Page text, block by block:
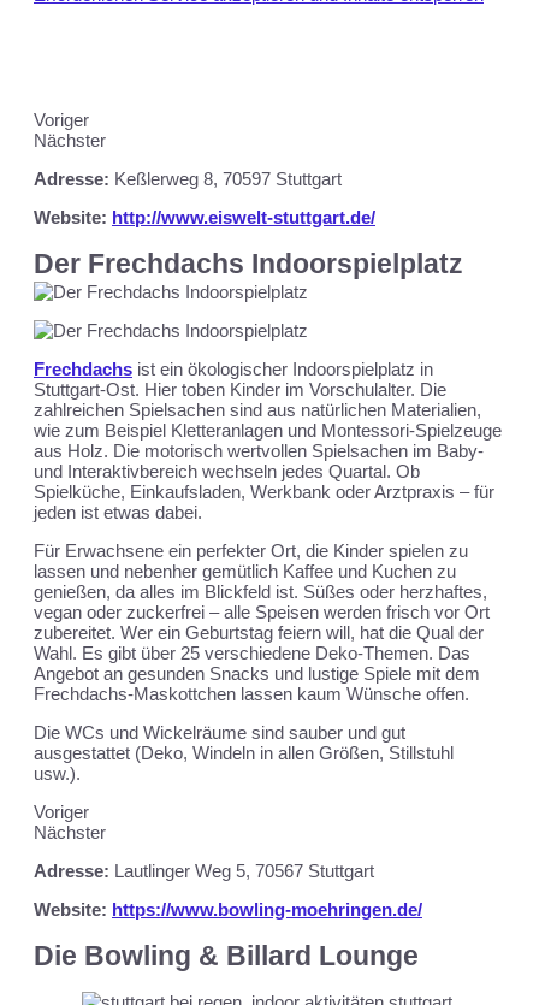
Voriger
Nächster
Adresse: Keßlerweg 8, 70597 Stuttgart
Website: http://www.eiswelt-stuttgart.de/
Der Frechdachs Indoorspielplatz
Frechdachs ist ein ökologischer Indoorspielplatz in
Stuttgart-Ost. Hier toben Kinder im Vorschulalter. Die
zahlreichen Spielsachen sind aus natürlichen Materialien,
wie zum Beispiel Kletteranlagen und Montessori-Spielzeuge
aus Holz. Die motorisch wertvollen Spielsachen im Baby-
und Interaktivbereich wechseln jedes Quartal. Ob
Spielküche, Einkaufsladen, Werkbank oder Arztpraxis – für
jeden ist etwas dabei.
Für Erwachsene ein perfekter Ort, die Kinder spielen zu
lassen und nebenher gemütlich Kaffee und Kuchen zu
genießen, da alles im Blickfeld ist. Süßes oder herzhaftes,
vegan oder zuckerfrei – alle Speisen werden frisch vor Ort
zubereitet. Wer ein Geburtstag feiern will, hat die Qual der
Wahl. Es gibt über 25 verschiedene Deko-Themen. Das
Angebot an gesunden Snacks und lustige Spiele mit dem
Frechdachs-Maskottchen lassen kaum Wünsche offen.
Die WCs und Wickelräume sind sauber und gut
ausgestattet (Deko, Windeln in allen Größen, Stillstuhl
usw.).
Voriger
Nächster
Adresse: Lautlinger Weg 5, 70567 Stuttgart
Website: https://www.bowling-moehringen.de/
Die Bowling & Billard Lounge